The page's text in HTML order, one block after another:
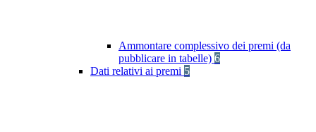
Ammontare complessivo dei premi (da
pubblicare in tabelle) 6
Dati relativi ai premi 5